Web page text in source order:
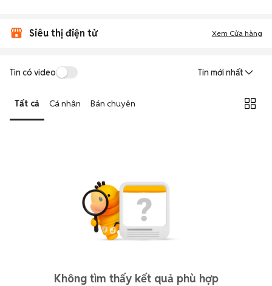
Siêu thị điện tử Xem Cửa hàng
Tin có video Tin mới nhất
Tất cả Cá nhân Bán chuyên
Không tìm thấy kết quả phù hợp